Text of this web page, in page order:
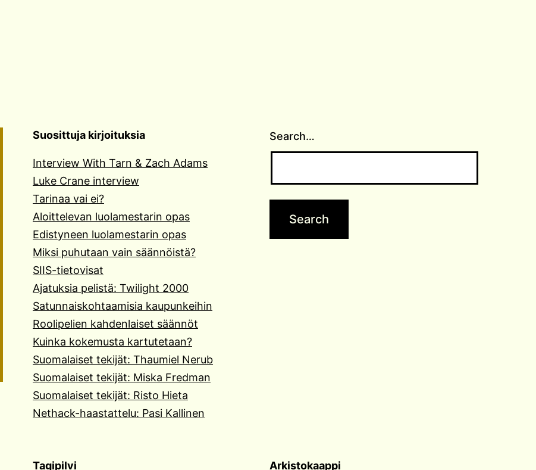
Suosittuja kirjoituksia
Interview With Tarn & Zach Adams
Luke Crane interview
Tarinaa vai ei?
Aloittelevan luolamestarin opas
Edistyneen luolamestarin opas
Miksi puhutaan vain säännöistä?
SIIS-tietovisat
Ajatuksia pelistä: Twilight 2000
Satunnaiskohtaamisia kaupunkeihin
Roolipelien kahdenlaiset säännöt
Kuinka kokemusta kartutetaan?
Suomalaiset tekijät: Thaumiel Nerub
Suomalaiset tekijät: Miska Fredman
Suomalaiset tekijät: Risto Hieta
Nethack-haastattelu: Pasi Kallinen
Search…
Tagipilvi Arkistokaappi